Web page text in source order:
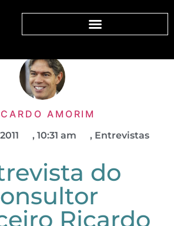
AMORIM
, 10:31 am , Entrevistas
do
Ricardo